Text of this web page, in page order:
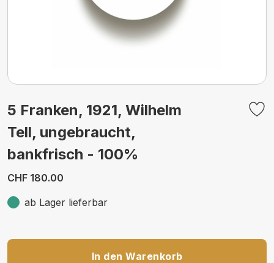
5 Franken, 1921, Wilhelm
Tell, ungebraucht,
bankfrisch - 100%
CHF 180.00
ab Lager lieferbar
In den Warenkorb